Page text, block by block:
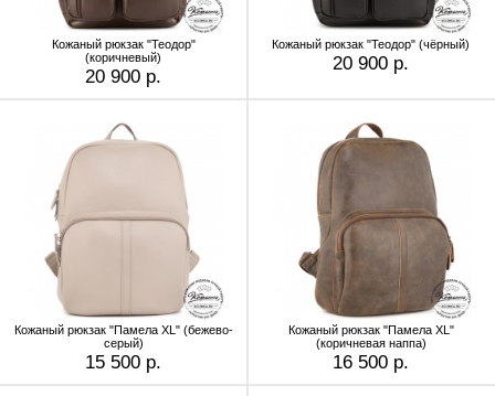
Кожаный рюкзак "Теодор"
(коричневый)
20 900 р.
Кожаный рюкзак "Теодор" (чёрный)
20 900 р.
Кожаный рюкзак "Памела XL" (бежево-
серый)
15 500 р.
Кожаный рюкзак "Памела XL"
(коричневая наппа)
16 500 р.